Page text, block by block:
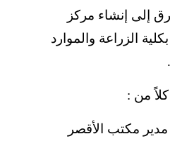
إلى إنشاء مركز
الزراعة والموارد
من :
مكتب الأقصر